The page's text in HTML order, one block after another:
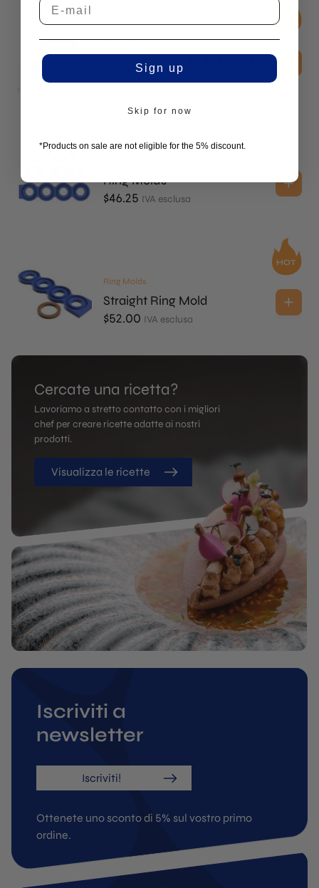
2D Molds
Realistic Cone Tuille Mold Mini
Ring Molds
$46.25 IVA esclusa
Ring Molds
Straight Ring Mold
$52.00 IVA esclusa
Cercate una ricetta?
Lavoriamo a stretto contatto con i migliori
chef per creare ricette adatte ai nostri
prodotti.
Visualizza le ricette
Iscriviti a
newsletter
Iscriviti!
Ottenete uno sconto di 5% sul vostro primo
ordine.
Sign up
Skip for now
*Products on sale are not eligible for the 5% discount.